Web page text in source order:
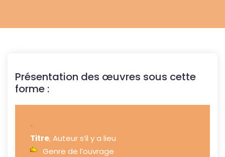
Présentation des œuvres sous cette
forme :
Titre, Auteur s’il y a lieu
Genre de l’ouvrage